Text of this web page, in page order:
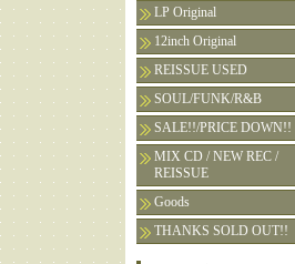
LP Original
12inch Original
REISSUE USED
SOUL/FUNK/R&B
SALE!!/PRICE DOWN!!
MIX CD / NEW REC /
REISSUE
Goods
THANKS SOLD OUT!!